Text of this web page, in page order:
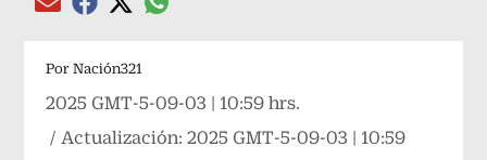
Compartir el artículo actual mediante Email
Compartir el artículo actual mediante Facebook
Compartir el artículo actual mediante Twitter
Compartir el artículo actual mediante
Por Nación321
2025 GMT-5-09-03 | 10:59 hrs.
/ Actualización:2025 GMT-5-09-03 | 10:59